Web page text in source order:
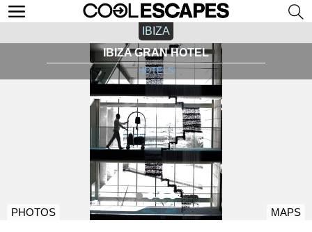
IBIZA
IBIZA GRAN HOTEL
HOTELS
PHOTOS MAPS